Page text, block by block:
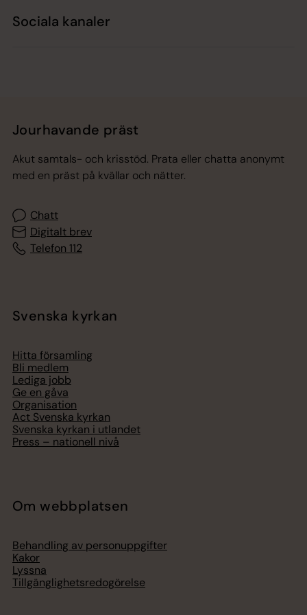
Sociala kanaler
Jourhavande präst
Akut samtals- och krisstöd. Prata eller chatta anonymt
med en präst på kvällar och nätter.
Chatt
Digitalt brev
Telefon 112
Svenska kyrkan
Hitta församling
Bli medlem
Lediga jobb
Ge en gåva
Organisation
Act Svenska kyrkan
Svenska kyrkan i utlandet
Press – nationell nivå
Om webbplatsen
Behandling av personuppgifter
Kakor
Lyssna
Tillgänglighetsredogörelse